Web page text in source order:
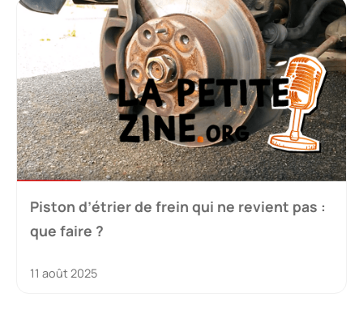
Piston d’étrier de frein qui ne revient pas :
que faire ?
11 août 2025